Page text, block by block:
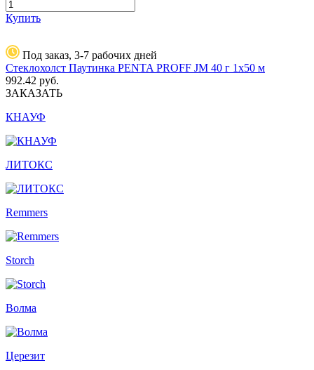
Купить
Под заказ, 3-7 рабочих дней
Стеклохолст Паутинка PENTA PROFF JM 40 г 1х50 м
992.42 руб.
ЗАКАЗАТЬ
КНАУФ
ЛИТОКС
Remmers
Storch
Волма
Церезит